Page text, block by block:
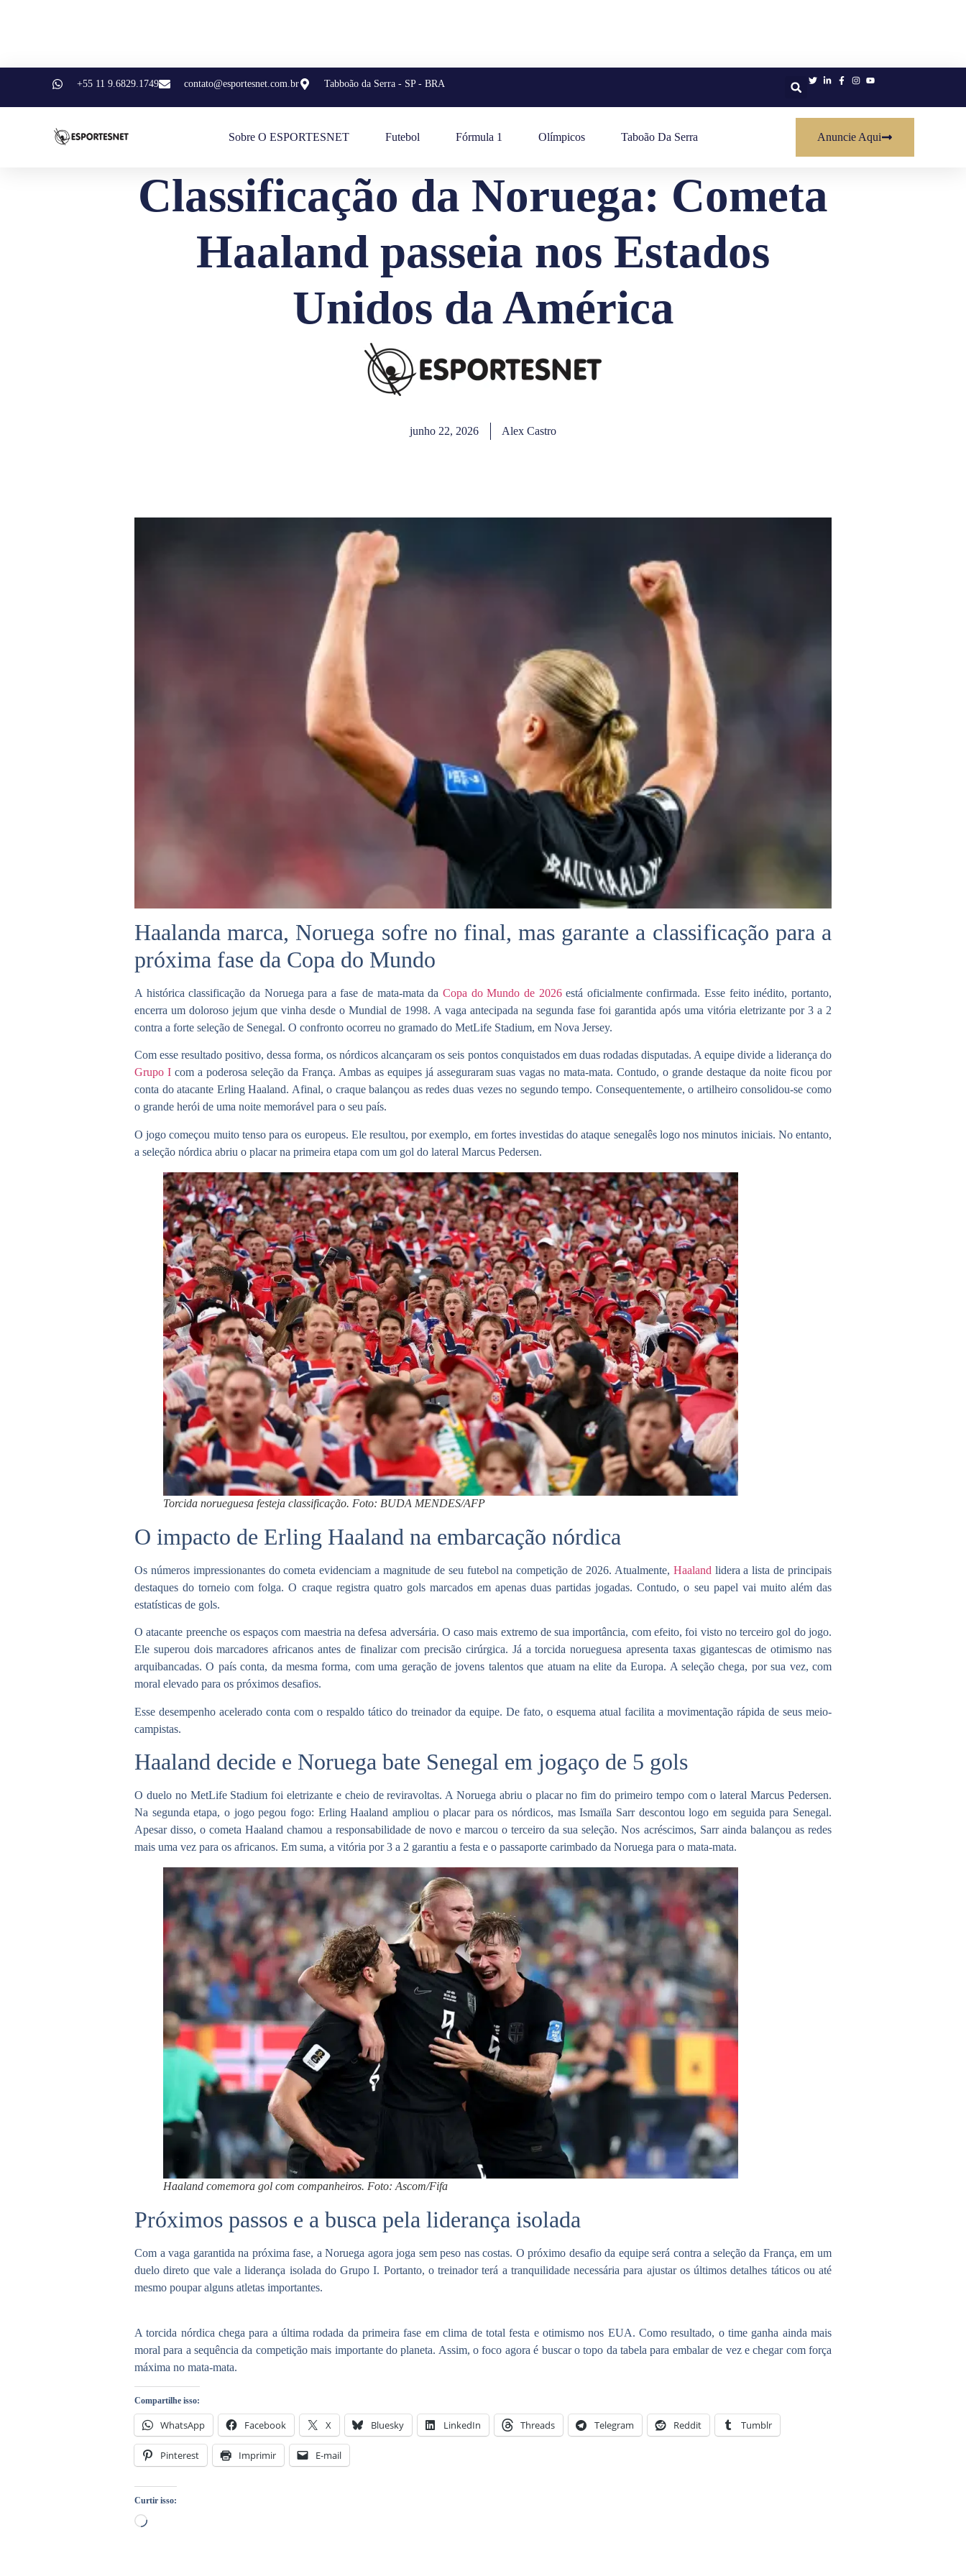
+55 11 9.6829.1749 contato@esportesnet.com.br Tabboão da Serra - SP - BRA
Sobre O ESPORTESNET Futebol Fórmula 1 Olímpicos Taboão Da Serra Anuncie Aqui
Classificação da Noruega: Cometa
Haaland passeia nos Estados
Unidos da América
junho 22, 2026 Alex Castro
Haalanda marca, Noruega sofre no final, mas garante a classificação para a
próxima fase da Copa do Mundo
A histórica classificação da Noruegapara a fase de mata-mata daCopa do Mundo de 2026está oficialmente confirmada. Esse feito inédito, portanto,
encerra um doloroso jejum que vinha desde o Mundial de 1998. A vaga antecipada na segunda fase foi garantida após uma vitória eletrizante por 3 a 2
contra a forte seleção de Senegal. O confronto ocorreu no gramado do MetLife Stadium, em Nova Jersey.
Com esse resultado positivo, dessa forma, osnórdicosalcançaram os seis pontos conquistados em duas rodadas disputadas. A equipe divide a liderança do
Grupo Icom a poderosa seleção da França. Ambas as equipes já asseguraram suas vagas no mata-mata. Contudo, o grande destaque da noite ficou por
conta do atacante Erling Haaland. Afinal, o craque balançou as redes duas vezes no segundo tempo. Consequentemente, o artilheiro consolidou-se como
o grande herói de uma noite memorável para o seu país.
O jogo começou muito tenso para os europeus. Ele resultou, por exemplo, em fortes investidas do ataque senegalês logo nos minutos iniciais. No entanto,
a seleção nórdica abriu o placar na primeira etapa com um gol do lateral Marcus Pedersen.
Torcida norueguesa festeja classificação. Foto: BUDA MENDES/AFP
O impacto de Erling Haaland na embarcação nórdica
Os números impressionantes do cometa evidenciam a magnitude de seu futebol na competição de 2026. Atualmente, Haaland lidera a lista de principais
destaques do torneio com folga. O craque registra quatro gols marcados em apenas duas partidas jogadas. Contudo, o seu papel vai muito além das
estatísticas de gols.
O atacante preenche os espaços com maestria na defesa adversária. O caso mais extremo de sua importância, com efeito, foi visto noterceiro gol do jogo.
Ele superou dois marcadores africanos antes de finalizar com precisão cirúrgica. Já a torcida norueguesa apresenta taxas gigantescas de otimismo nas
arquibancadas. O país conta, da mesma forma, com uma geração de jovens talentosque atuam na elite da Europa. A seleção chega, por sua vez, com
moral elevado para os próximos desafios.
Esse desempenho acelerado conta com o respaldo tático do treinador da equipe. De fato, o esquema atual facilita a movimentação rápida de seus meio-
campistas.
Haaland decide e Noruega bate Senegal em jogaço de 5 gols
O duelo no MetLife Stadiumfoi eletrizante e cheio de reviravoltas. A Noruega abriu o placar no fim do primeiro tempo com o lateral Marcus Pedersen.
Na segunda etapa, o jogo pegou fogo: Erling Haaland ampliou o placar para os nórdicos, mas Ismaïla Sarr descontou logo em seguida para Senegal.
Apesar disso, o cometa Haaland chamou a responsabilidade de novo e marcou o terceiro da sua seleção. Nos acréscimos, Sarr ainda balançou as redes
mais uma vez para os africanos. Em suma, a vitória por 3 a 2 garantiu a festa e o passaporte carimbado da Noruega para o mata-mata.
Haaland comemora gol com companheiros. Foto: Ascom/Fifa
Próximos passos e a busca pela liderança isolada
Com a vaga garantida na próxima fase, a Noruega agora joga sem peso nas costas. O próximo desafio da equipe será contra a seleção da França, em um
duelo direto que vale a liderança isolada do Grupo I. Portanto, o treinador terá a tranquilidade necessária para ajustar os últimos detalhes táticos ou até
mesmo poupar alguns atletas importantes.
Atorcida nórdica chega para a última rodada da primeira fase em clima de total festa e otimismo nos EUA. Como resultado, o time ganha ainda mais
moral para a sequência da competição mais importante do planeta. Assim, o foco agora é buscar o topo da tabela para embalar de vez e chegar com força
máxima no mata-mata.
Compartilhe isso:
WhatsApp Facebook X Bluesky LinkedIn Threads Telegram Reddit Tumblr
Pinterest Imprimir E-mail
Curtir isso: